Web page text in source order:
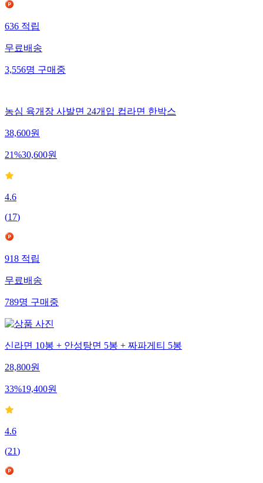
636적립
무료배송
3,556명구매중
농심 육개장 사발면 24개입 컵라면 한박스
38,600원
21%30,600원
4.6
(17)
918적립
무료배송
789명구매중
신라면 10봉 + 안성탕면 5봉 + 짜파게티 5봉
28,800원
33%19,400원
4.6
(21)